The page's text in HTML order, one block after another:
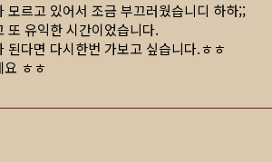
모르고 있어서 조금 부끄러웠습니디 하하;;
또 유익한 시간이었습니다.
다면 다시한번 가보고 싶습니다.ㅎㅎ
ㅎㅎ